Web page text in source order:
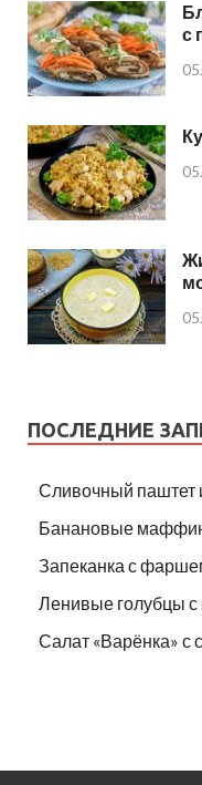
с
ПОСЛЕДНИЕ
Сливочный паштет
Банановые
Запеканка с
Ленивые голубцы с
Салат «Варёнка» с